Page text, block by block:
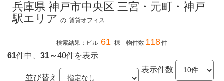
兵庫県 神戸市中央区 三宮・元町・神戸
駅エリア の 賃貸オフィス
検索結果：ビル 61 棟 物件数 118件
61件中、 31～40件を表示
表示件数
並び替え